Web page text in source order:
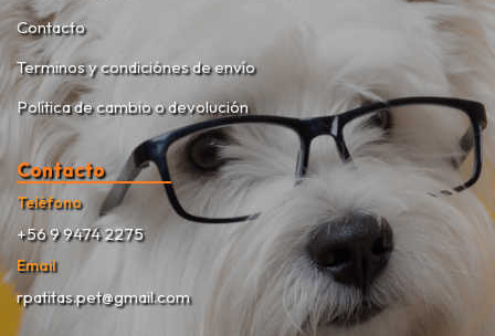
Contacto
Terminos y condiciónes de envío
Política de cambio o devolución
Contacto
Teléfono
+56 9 9474 2275
Email
rpatitas.pet@gmail.com